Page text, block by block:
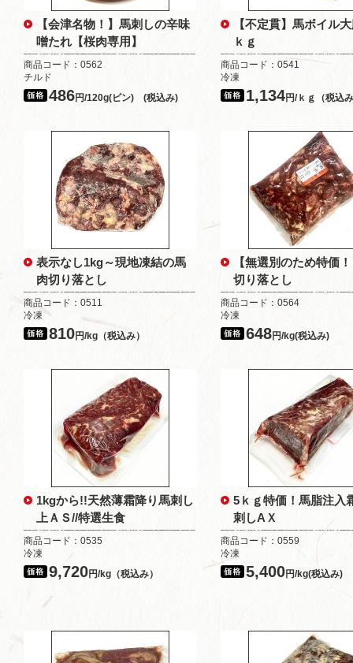
【会津名物！】馬刺しの辛味
噌たれ【桜肉専用】
商品コード：0562
チルド
486円/120g(ビン) (税込み)
【不定貫】馬ボイル
ｋｇ
商品コード：0541
冷凍
1,134円/ｋｇ（税込
表示なし1kg～現地凍結の馬
肉切り落とし
商品コード：0511
冷凍
810円/kg（税込み）
【無選別のため特価
切り落とし
商品コード：0564
冷凍
648円/kg(税込み)
1kgから!!天然薄霜降り馬刺し
上ＡＳ//特選生食
商品コード：0535
冷凍
9,720円/kg（税込み）
5ｋｇ特価！馬脂注入
刺しAＸ
商品コード：0559
冷凍
5,400円/kg(税込み)